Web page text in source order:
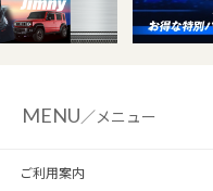
MENU／メニュー
ご利用案内